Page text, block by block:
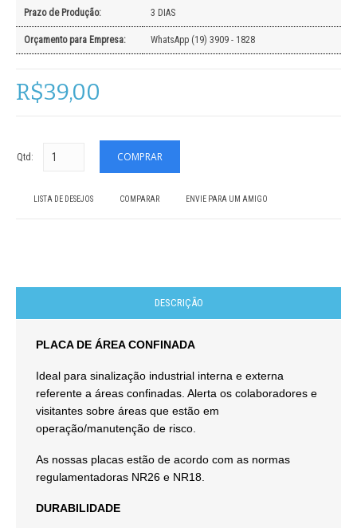
Prazo de Produção: 3 DIAS
Orçamento para Empresa: WhatsApp (19) 3909 - 1828
R$39,00
Qtd:
LISTA DE DESEJOS COMPARAR ENVIE PARA UM AMIGO
DESCRIÇÃO
PLACA DE ÁREA CONFINADA
Ideal para sinalização industrial interna e externa
referente a áreas confinadas. Alerta os colaboradores e
visitantes sobre áreas que estão em
operação/manutenção de risco.
As nossas placas estão de acordo com as normas
regulamentadoras NR26 e NR18.
DURABILIDADE